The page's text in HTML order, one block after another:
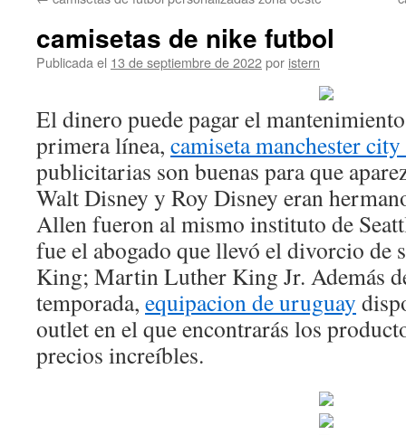
camisetas de nike futbol
Publicada el 13 de septiembre de 2022por istern
El dinero puede pagar el
primera línea, camiseta manchester
publicitarias son buenas para que
Walt Disney y Roy Disney eran
Allen fueron al mismo instituto de
fue el abogado que llevó el divorcio
King; Martin Luther King Jr. Además
temporada, equipacion de uruguay
outlet en el que encontrarás los
precios increíbles.